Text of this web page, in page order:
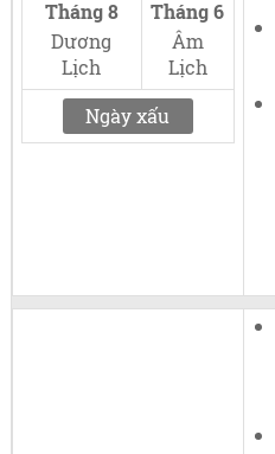
Tháng 8
Dương
Lịch
Tháng 6
Âm
Lịch
Ngày xấu